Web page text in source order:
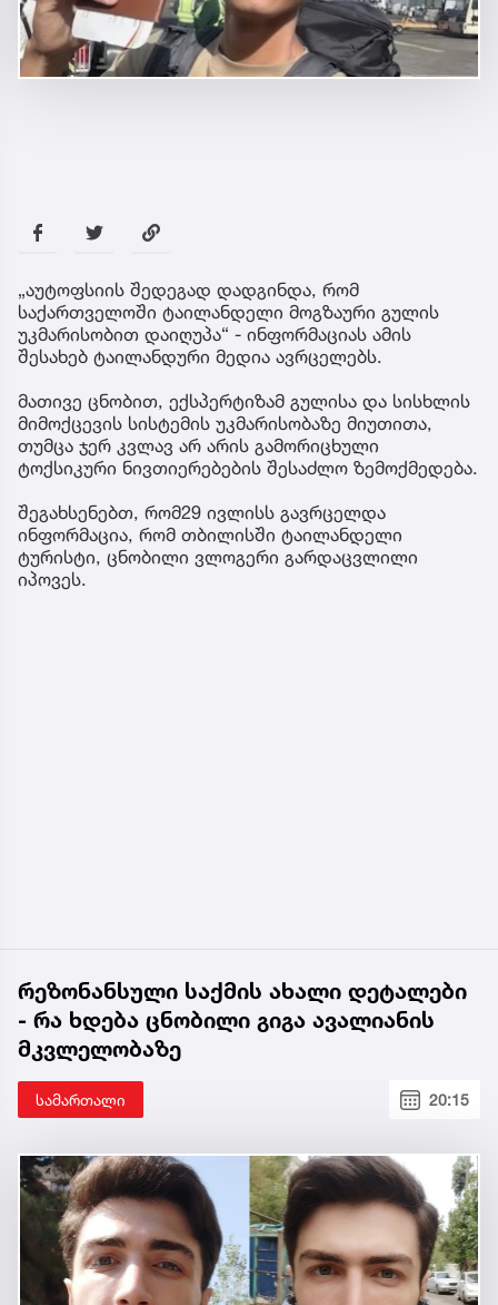
„აუტოფსიის შედეგად დადგინდა, რომ
საქართველოში ტაილანდელი მოგზაური გულის
უკმარისობით დაიღუპა“ - ინფორმაციას ამის
შესახებ ტაილანდური მედია ავრცელებს.
მათივე ცნობით, ექსპერტიზამ გულისა და სისხლის
მიმოქცევის სისტემის უკმარისობაზე მიუთითა,
თუმცა ჯერ კვლავ არ არის გამორიცხული
ტოქსიკური ნივთიერებების შესაძლო ზემოქმედება.
შეგახსენებთ, რომ29 ივლისს გავრცელდა
ინფორმაცია, რომ თბილისში ტაილანდელი
ტურისტი, ცნობილი ვლოგერი გარდაცვლილი
იპოვეს.
რეზონანსული საქმის ახალი დეტალები
- რა ხდება ცნობილი გიგა ავალიანის
მკვლელობაზე
სამართალი 20:15